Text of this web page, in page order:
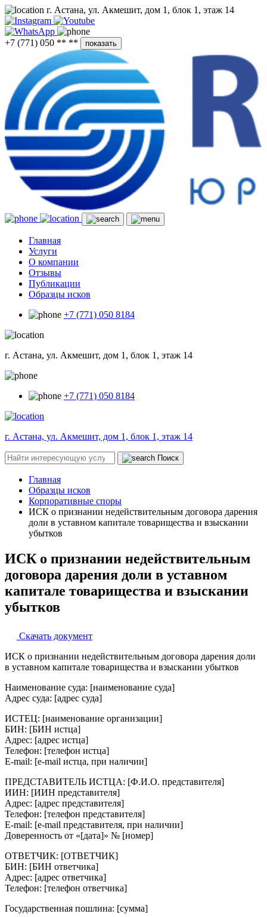
г. Астана, ул. Акмешит, дом 1, блок 1, этаж 14
+7 (771) 050 ** ** показать
Главная
Услуги
О компании
Отзывы
Публикации
Образцы исков
+7 (771) 050 8184
г. Астана, ул. Акмешит, дом 1, блок 1, этаж 14
+7 (771) 050 8184
г. Астана, ул. Акмешит, дом 1, блок 1, этаж 14
Поиск
Главная
Образцы исков
Корпоративные споры
ИСК о признании недействительным договора дарения
доли в уставном капитале товарищества и взыскании
убытков
ИСК о признании недействительным
договора дарения доли в уставном
капитале товарищества и взыскании
убытков
Скачать документ
ИСК о признании недействительным договора дарения доли
в уставном капитале товарищества и взыскании убытков
Наименование суда: [наименование суда]
Адрес суда: [адрес суда]
ИСТЕЦ: [наименование организации]
БИН: [БИН истца]
Адрес: [адрес истца]
Телефон: [телефон истца]
E-mail: [e-mail истца, при наличии]
ПРЕДСТАВИТЕЛЬ ИСТЦА: [Ф.И.О. представителя]
ИИН: [ИИН представителя]
Адрес: [адрес представителя]
Телефон: [телефон представителя]
E-mail: [e-mail представителя, при наличии]
Доверенность от «[дата]» № [номер]
ОТВЕТЧИК: [ОТВЕТЧИК]
БИН: [БИН ответчика]
Адрес: [адрес ответчика]
Телефон: [телефон ответчика]
Государственная пошлина: [сумма]